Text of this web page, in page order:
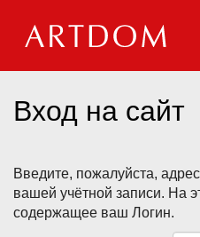
Вход на сайт
Введите, пожалуйста,
вашей учётной записи. На
содержащее ваш Логин.
Организации
Организациям
Контакты